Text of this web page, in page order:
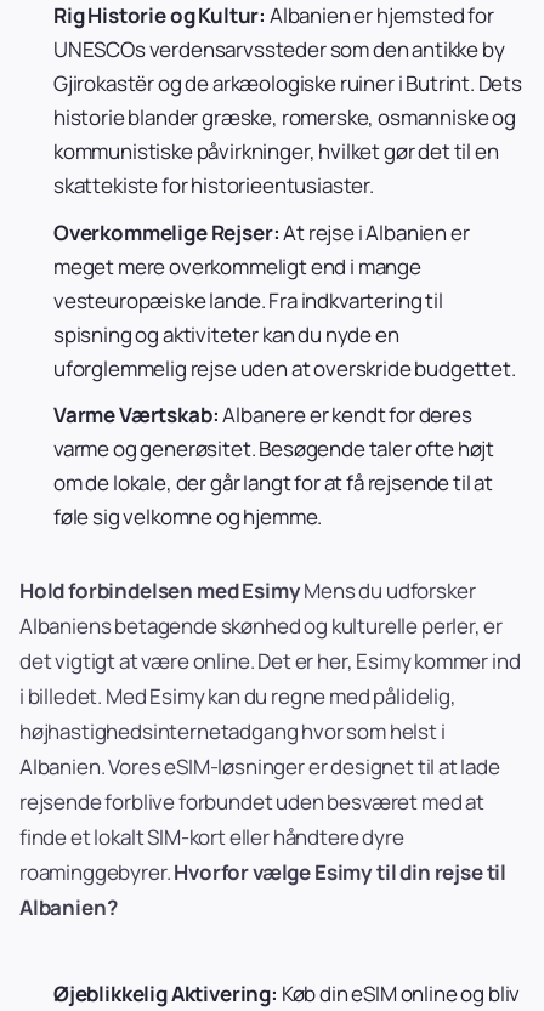
Rig Historie og Kultur: Albanien er hjemsted for
UNESCOs verdensarvssteder som den antikke by
Gjirokastër og de arkæologiske ruiner i Butrint. Dets
historie blander græske, romerske, osmanniske og
kommunistiske påvirkninger, hvilket gør det til en
skattekiste for historieentusiaster.
Overkommelige Rejser:At rejse i Albanien er
meget mere overkommeligt end i mange
vesteuropæiske lande. Fra indkvartering til
spisning og aktiviteter kan du nyde en
uforglemmelig rejse uden at overskride budgettet.
Varme Værtskab:Albanere er kendt for deres
varme og generøsitet. Besøgende taler ofte højt
om de lokale, der går langt for at få rejsende til at
føle sig velkomne og hjemme.
Hold forbindelsen med EsimyMens du udforsker
Albaniens betagende skønhed og kulturelle perler, er
det vigtigt at være online. Det er her, Esimy kommer ind
i billedet. Med Esimy kan du regne med pålidelig,
højhastighedsinternetadgang hvor som helst i
Albanien. Vores eSIM-løsninger er designet til at lade
rejsende forblive forbundet uden besværet med at
finde et lokalt SIM-kort eller håndtere dyre
roaminggebyrer.Hvorfor vælge Esimy til din rejse til
Albanien?
Øjeblikkelig Aktivering: Køb din eSIM online og bliv